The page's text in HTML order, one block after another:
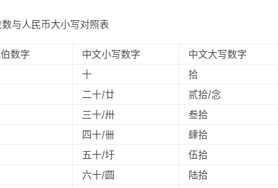
与人民币大小写对照表
数字 中文小写数字
中文大写数字
十
拾
二十/廿
贰拾/念
三十/卅
叁拾
四十/卌
肆拾
五十/圩
伍拾
六十/圆
陆拾